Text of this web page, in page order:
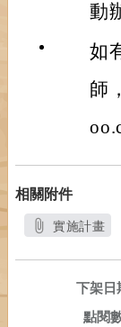
動
如
師
相關附件
實施計畫
下架日
點閱